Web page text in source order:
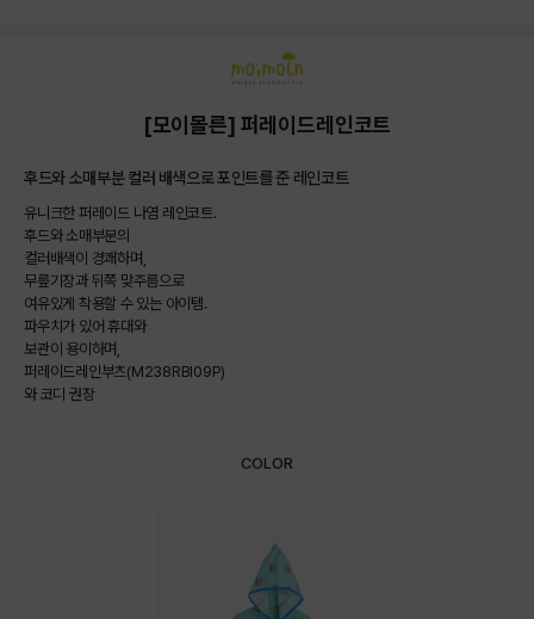
[모이몰른] 퍼레이드레인코트
후드와 소매부분 컬러 배색으로 포인트를 준 레인코트
유니크한 퍼레이드 나염 레인코트.
후드와 소매부분의
컬러배색이 경쾌하며,
무릎기장과 뒤쪽 맞주름으로
여유있게 착용할 수 있는 아이템.
파우치가 있어 휴대와
보관이 용이하며,
퍼레이드레인부츠(M238RBI09P)
와 코디 권장
COLOR